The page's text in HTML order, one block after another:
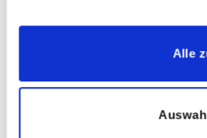
Alle
Wie qualifizieren